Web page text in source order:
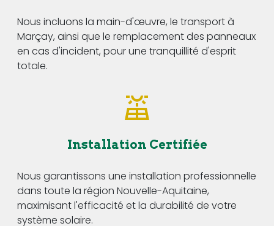
Nous incluons la main-d'œuvre, le transport à
Marçay, ainsi que le remplacement des panneaux
en cas d'incident, pour une tranquillité d'esprit
totale.
Installation Certifiée
Nous garantissons une installation professionnelle
dans toute la région Nouvelle-Aquitaine,
maximisant l'efficacité et la durabilité de votre
système solaire.